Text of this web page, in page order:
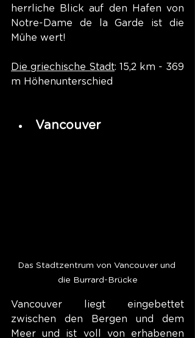
herrliche Blick auf den Hafen von
Notre-Dame de la Garde ist die
Mühe wert!
Die griechische Stadt: 15,2 km - 369
m Höhenunterschied
Vancouver
Das Stadtzentrum von Vancouver und
die Burrard-Brücke
Vancouver liegt eingebettet
zwischen den Bergen und dem
Meer und ist voll von erhabenen